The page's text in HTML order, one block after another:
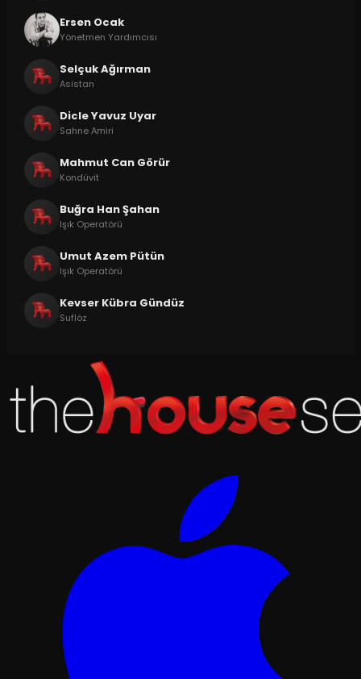
Ersen Ocak
Yönetmen Yardımcısı
Selçuk Ağırman
Asistan
Dicle Yavuz Uyar
Sahne Amiri
Mahmut Can Görür
Kondüvit
Buğra Han Şahan
Işık Operatörü
Umut Azem Pütün
Işık Operatörü
Kevser Kübra Gündüz
Suflöz